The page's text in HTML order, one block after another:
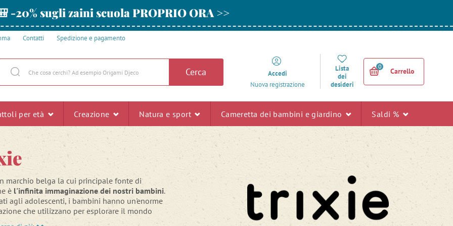
-20% sugli zaini scuola PROPRIO ORA >>
Contatti Spedizione e pagamento
Cerca
Accedi
Nuova registrazione
Lista
dei
desideri
0
Carrello
per età Creazione Natura e sport Cameretta dei bambini e giardino Saldi %
marchio belga la cui principale fonte di
è l'infinita immaginazione dei nostri bambini.
agli adolescenti, i bambini hanno un'enorme
che utilizzano per esplorare il mondo
loro. Ed è proprio questa che il marchio ha deciso